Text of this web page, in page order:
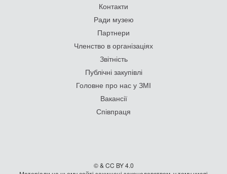
Контакти
Ради музею
Партнери
Членство в організаціях
Звітність
Публічні закупівлі
Головне про нас у ЗМІ
Вакансії
Співпраця
© & CC BY 4.0